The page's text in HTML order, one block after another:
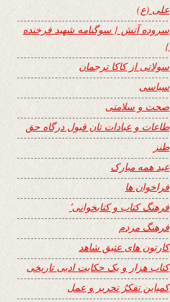
علی (ع)
سروده آتش { سوگنامه شهید فرخنده
}
سولاتی از کاکا ترجمان
سیاسی
صحت و سلامتی
طاعات و عبادات تان قبول درگاه حق
طنز
عید همه مبارک
فراخوان ها
فرهنگ کتاب و کتابخوانی٬
فرهنگ مردم
کارتون های عتیق شاهد
کتاب هزار و یک حکایت ادبی تاریخی
کمپاین تفکرُ تحریر و عمل